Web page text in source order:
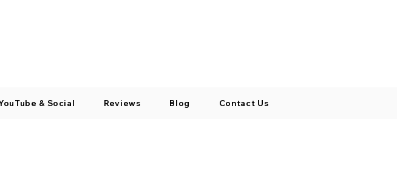
& Social Reviews Blog Contact Us